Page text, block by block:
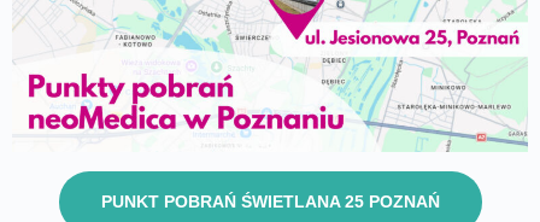
PUNKT POBRAŃ ŚWIETLANA 25 POZNAŃ